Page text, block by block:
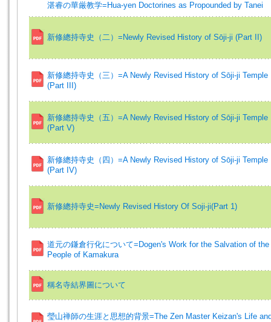
湛睿の華厳教学=Hua-yen Doctorines as Propounded by Tanei
新修總持寺史（二）=Newly Revised History of Sōji-ji (Part II)
新修總持寺史（三）=A Newly Revised History of Sōji-ji Temple
(Part III)
新修總持寺史（五）=A Newly Revised History of Sōji-ji Temple
(Part V)
新修總持寺史（四）=A Newly Revised History of Sōji-ji Temple
(Part IV)
新修總持寺史=Newly Revised History Of Soji-ji(Part 1)
道元の鎌倉行化について=Dogen's Work for the Salvation of the
People of Kamakura
稱名寺結界圖について
瑩山禅師の生涯と思想的背景=The Zen Master Keizan's Life